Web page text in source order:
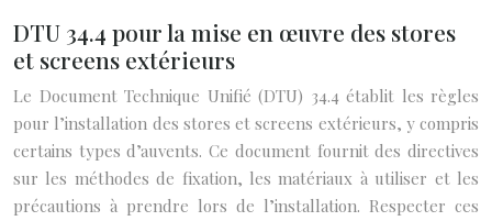
DTU 34.4 pour la mise en œuvre des stores
et screens extérieurs
Le Document Technique Unifié (DTU) 34.4 établit les règles
pour l’installation des stores et screens extérieurs, y compris
certains types d’auvents. Ce document fournit des directives
sur les méthodes de fixation, les matériaux à utiliser et les
précautions à prendre lors de l’installation. Respecter ces